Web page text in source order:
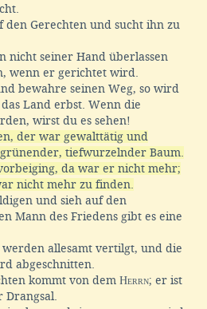
den Gerechten und sucht ihn zu
nicht seiner Hand überlassen
wenn er gerichtet wird.
bewahre seinen Weg, so wird
Land erbst. Wenn die
wirst du es sehen!
der war gewalttätig und
tiefwurzelnder Baum.
da war er nicht mehr;
nicht mehr zu finden.
und sieh auf den
Mann des Friedens gibt es eine
allesamt vertilgt, und die
abgeschnitten.
kommt von dem Herrn; er ist